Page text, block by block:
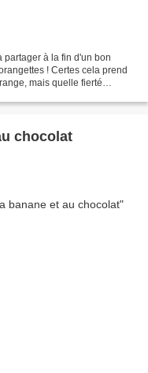
partager à la fin d'un bon
! Certes cela prend
mais quelle fierté
chocolat